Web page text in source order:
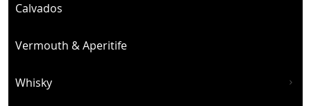
Calvados
Vermouth & Aperitife
Whisky